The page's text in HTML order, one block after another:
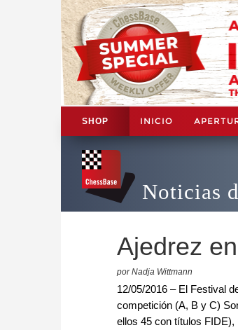
SHOP INICIO
Noticias
Ajedrez
por Nadja Wittmann
12/05/2016 – El Festival
competición (A, B y C)
ellos 45 con títulos